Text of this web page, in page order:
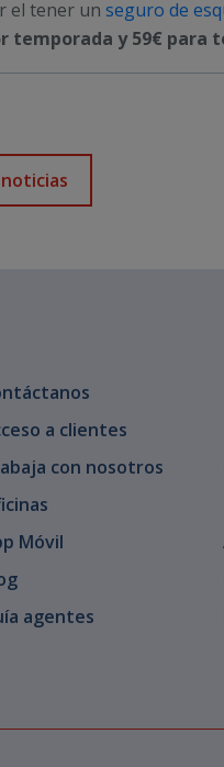
el tener un seguro de
temporada y 59€ para
a clientes
con nosotros
Móvil
agentes